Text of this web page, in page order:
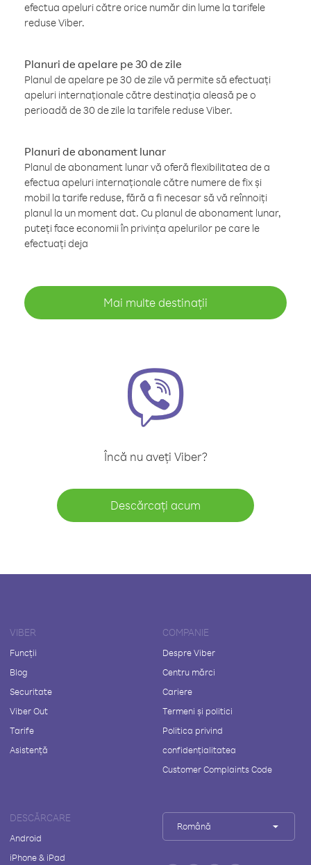
efectua apeluri către orice număr din lume la tarifele
reduse Viber.
Planuri de apelare pe 30 de zile
Planul de apelare pe 30 de zile vă permite să efectuați
apeluri internaționale către destinația aleasă pe o
perioadă de 30 de zile la tarifele reduse Viber.
Planuri de abonament lunar
Planul de abonament lunar vă oferă flexibilitatea de a
efectua apeluri internaționale către numere de fix și
mobil la tarife reduse, fără a fi necesar să vă reînnoiți
planul la un moment dat. Cu planul de abonament lunar,
puteți face economii în privința apelurilor pe care le
efectuați deja
Mai multe destinații
Încă nu aveți Viber?
Descărcați acum
VIBER
Funcții
Blog
Securitate
Viber Out
Tarife
Asistență
COMPANIE
Despre Viber
Centru mărci
Cariere
Termeni și politici
Politica privind
confidențialitatea
Customer Complaints Code
DESCĂRCARE
Android
iPhone & iPad
Română